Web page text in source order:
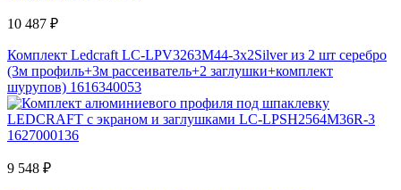
10 487 ₽
Комплект Ledcraft LC-LPV3263M44-3x2Silver из 2 шт серебро
(3м профиль+3м рассеиватель+2 заглушки+комплект
шурупов) 1616340053
9 548 ₽